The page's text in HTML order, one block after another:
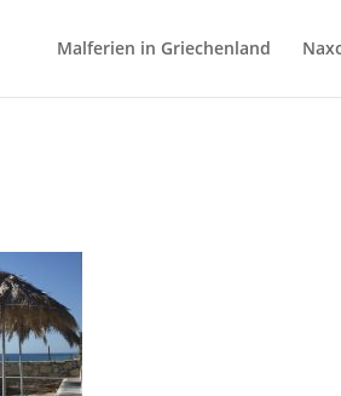
Malferien in Griechenland